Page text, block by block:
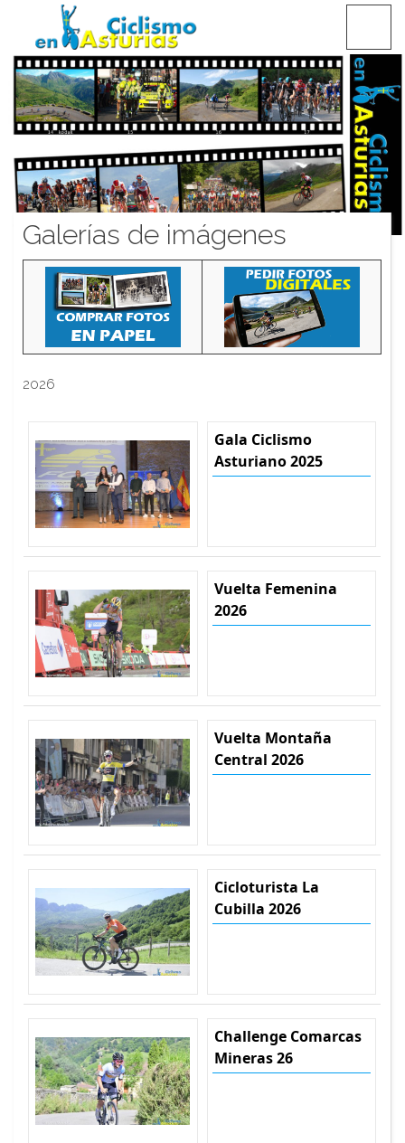
CICLISMO EN ASTURIAS
Galerías de imágenes
2026
Gala Ciclismo
Asturiano 2025
Vuelta Femenina
2026
Vuelta Montaña
Central 2026
Cicloturista La
Cubilla 2026
Challenge Comarcas
Mineras 26